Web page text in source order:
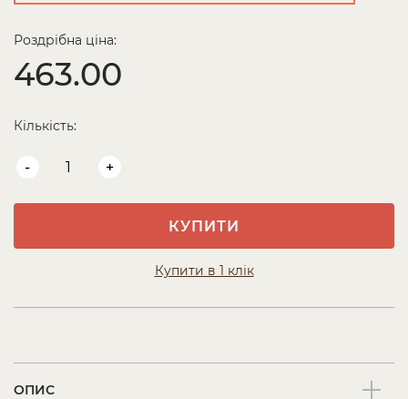
Роздрібна ціна:
463.00
Кількість:
- +
КУПИТИ
Купити в 1 клік
ОПИС